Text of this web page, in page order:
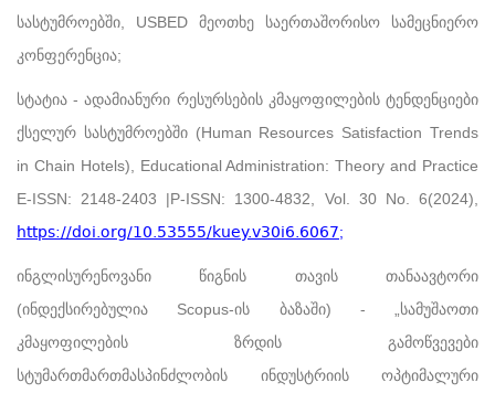
სასტუმროებში, USBED მეოთხე საერთაშორისო სამეცნიერო
კონფერენცია;
სტატია - ადამიანური რესურსების კმაყოფილების ტენდენციები
ქსელურ სასტუმროებში (Human Resources Satisfaction Trends
in Chain Hotels), Educational Administration: Theory and Practice
E-ISSN: 2148-2403 |P-ISSN: 1300-4832, Vol. 30 No. 6(2024),
https://doi.org/10.53555/kuey.v30i6.6067;
ინგლისურენოვანი წიგნის თავის თანაავტორი
(ინდექსირებულია Scopus-ის ბაზაში) - „სამუშაოთი
კმაყოფილების ზრდის გამოწვევები
სტუმართმართმასპინძლობის ინდუსტრიის ოპტიმალური